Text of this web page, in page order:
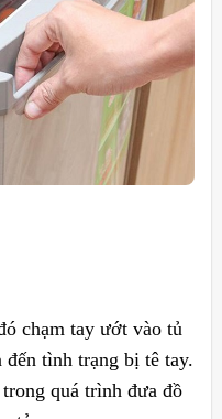
chạm tay ướt vào tủ
tình trạng bị tê tay.
quá trình đưa đồ